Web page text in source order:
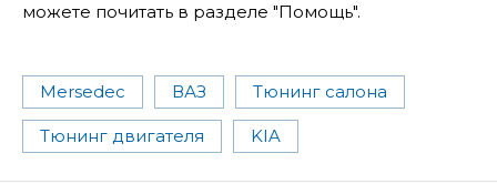
можете почитать в разделе "Помощь".
Mersedec ВАЗ Тюнинг салона
Тюнинг двигателя KIA